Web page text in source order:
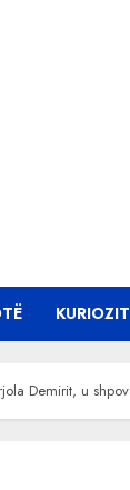
Demirit, u